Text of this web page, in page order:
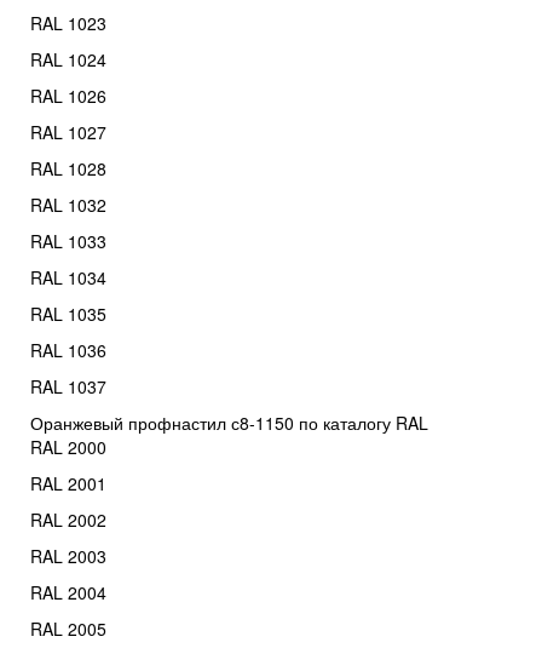
RAL 1023
RAL 1024
RAL 1026
RAL 1027
RAL 1028
RAL 1032
RAL 1033
RAL 1034
RAL 1035
RAL 1036
RAL 1037
Оранжевый профнастил с8-1150 по каталогу RAL
RAL 2000
RAL 2001
RAL 2002
RAL 2003
RAL 2004
RAL 2005